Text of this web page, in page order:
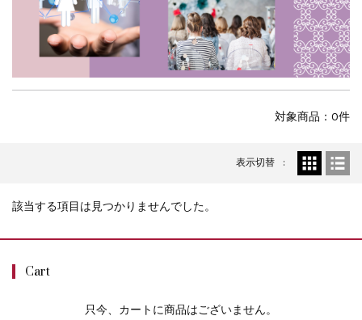
対象商品：0件
表示切替
該当する項目は見つかりませんでした。
Cart
只今、カートに商品はございません。